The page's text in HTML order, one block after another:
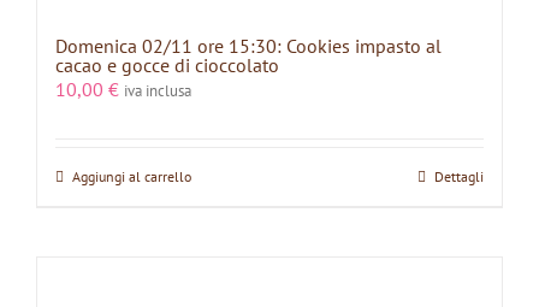
Domenica 02/11 ore 15:30: Cookies impasto al
cacao e gocce di cioccolato
10,00 € iva inclusa
Aggiungi al carrello Dettagli